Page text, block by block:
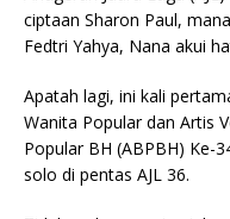
ciptaan Sharon Paul,
Fedtri Yahya, Nana akui
Apatah lagi, ini kali
Wanita Popular dan Artis
Popular BH (ABPBH) Ke-
solo di pentas AJL 36.